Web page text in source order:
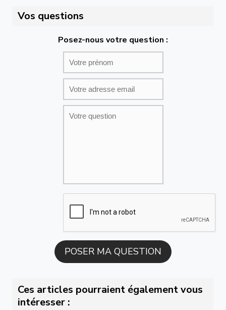
Vos questions
Posez-nous votre question :
Ces articles pourraient également vous
intéresser :